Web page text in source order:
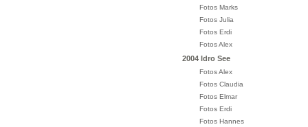
Fotos Marks
Fotos Julia
Fotos Erdi
Fotos Alex
2004 Idro See
Fotos Alex
Fotos Claudia
Fotos Elmar
Fotos Erdi
Fotos Hannes